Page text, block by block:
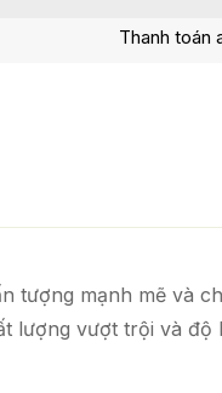
Thanh toán
tượng mạnh mẽ và
lượng vượt trội và độ